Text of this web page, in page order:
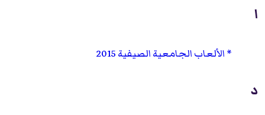
ا
الألعاب الجامعية الصيفية 2015
د